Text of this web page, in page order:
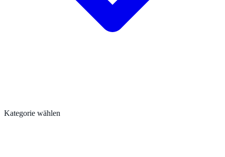
Kategorie wählen